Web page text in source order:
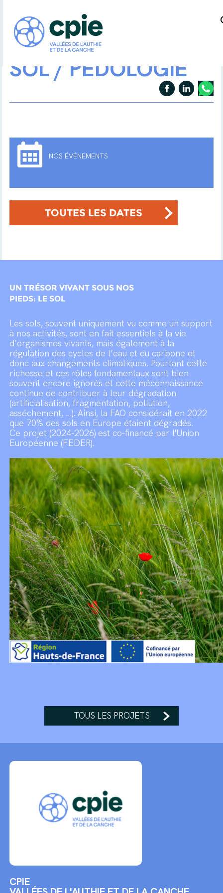
SOL / PÉDOLOGIE
NOS ÉVÉNEMENTS
TOUTES LES DATES
UN TRÉSOR VIVANT SOUS NOS
PIEDS: LE SOL
Les sols, souvent uniquement vu comme un support
à nos activités, sont en fait essentiels à la vie
d’organismes vivants, mais également à la
régulation des cycles de l’eau et du carbone et
donc aux changements climatiques. Pourtant cette
richesse et ces rôles fondamentaux sont bien
souvent encore ignorés et cette méconnaissance
continue de contribuer à leur dégradation
(artificialisation, fragmentation, pollution,
asséchement, …). Ainsi, la FAO considérait en 2022
que 70% des sols en Europe étaient dégradés.
Ce projet (2024-2026) est co-financé par l'Union
Européenne (FEDER).
TOUS LES PROJETS
CPIE